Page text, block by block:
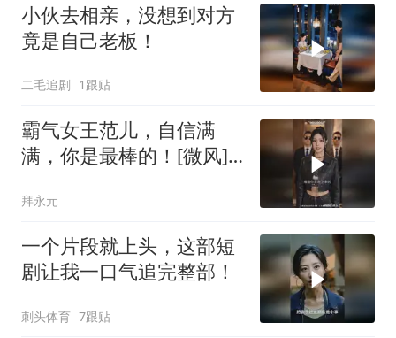
小伙去相亲，没想到对方
竟是自己老板！
二毛追剧 1跟贴
霸气女王范儿，自信满
满，你是最棒的！[微风]
拜永元
一个片段就上头，这部短
剧让我一口气追完整部！
刺头体育 7跟贴